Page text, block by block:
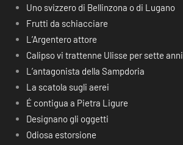
Uno svizzero di Bellinzona o di Lugano
Frutti da schiacciare
L’Argentero attore
Calipso vi trattenne Ulisse per sette anni
L’antagonista della Sampdoria
La scatola sugli aerei
É contigua a Pietra Ligure
Designano gli oggetti
Odiosa estorsione